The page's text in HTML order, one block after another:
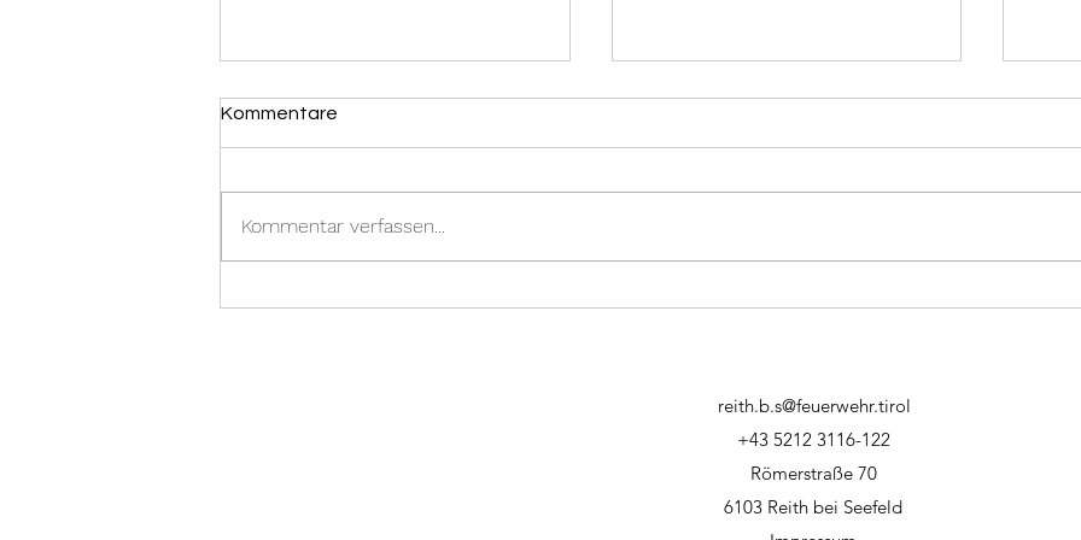
Kommentare
Kommentar verfassen...
reith.b.s@feuerwehr.tirol
+43 5212 3116-122
Römerstraße 70
6103 Reith bei Seefeld